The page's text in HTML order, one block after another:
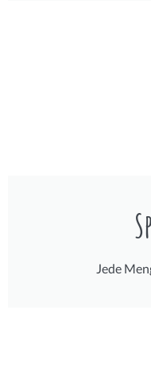
Jede